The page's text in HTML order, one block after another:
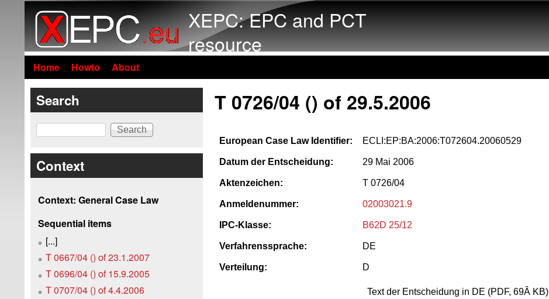
XEPC: EPC and PCT
resource
Home Howto About
T 0726/04 () of 29.5.2006
European Case Law Identifier: ECLI:EP:BA:2006:T072604.20060529
Datum der Entscheidung: 29 Mai 2006
Aktenzeichen: T 0726/04
Anmeldenummer: 02003021.9
IPC-Klasse: B62D 25/12
Verfahrenssprache: DE
Verteilung: D
Text der Entscheidung in DE (PDF, 69Â KB)
Search
Search
Context
Context: General Case Law
Sequential items
[...]
T 0667/04 () of 23.1.2007
T 0696/04 () of 15.9.2005
T 0707/04 () of 4.4.2006